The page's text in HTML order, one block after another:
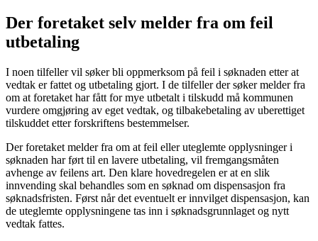
Der foretaket selv melder fra om feil
utbetaling
I noen tilfeller vil søker bli oppmerksom på feil i søknaden etter at
vedtak er fattet og utbetaling gjort. I de tilfeller der søker melder fra
om at foretaket har fått for mye utbetalt i tilskudd må kommunen
vurdere omgjøring av eget vedtak, og tilbakebetaling av uberettiget
tilskuddet etter forskriftens bestemmelser.
Der foretaket melder fra om at feil eller uteglemte opplysninger i
søknaden har ført til en lavere utbetaling, vil fremgangsmåten
avhenge av feilens art. Den klare hovedregelen er at en slik
innvending skal behandles som en søknad om dispensasjon fra
søknadsfristen. Først når det eventuelt er innvilget dispensasjon, kan
de uteglemte opplysningene tas inn i søknadsgrunnlaget og nytt
vedtak fattes.